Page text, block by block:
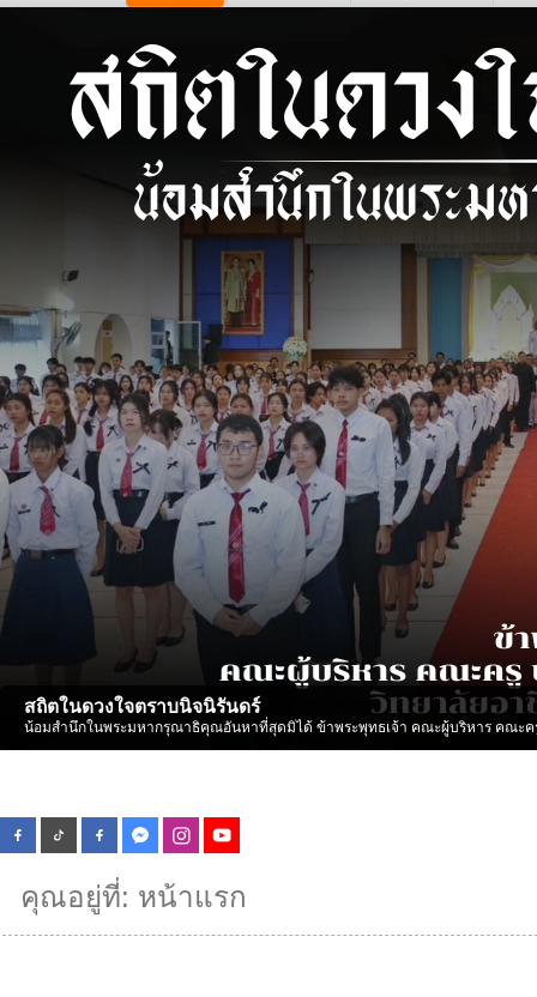
สถิตในดวงใจตราบนิจนิรันดร์
น้อมสำนึกในพระมหากรุณาธิคุณอันหาที่สุดมิได้ ข้าพระพุทธเจ้า คณะผู้บริหาร คณะค
คุณอยู่ที่: หน้าแรก